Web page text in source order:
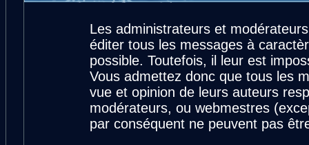
Les administrateurs et
éditer tous les messages à
possible. Toutefois, il leur est
Vous admettez donc que tous les
vue et opinion de leurs auteurs
modérateurs, ou webmestres
par conséquent ne peuvent pas